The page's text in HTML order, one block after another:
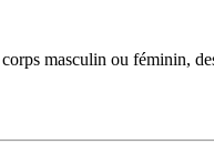
masculin ou féminin,